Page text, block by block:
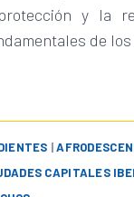
y la
de
|
CAPITALES